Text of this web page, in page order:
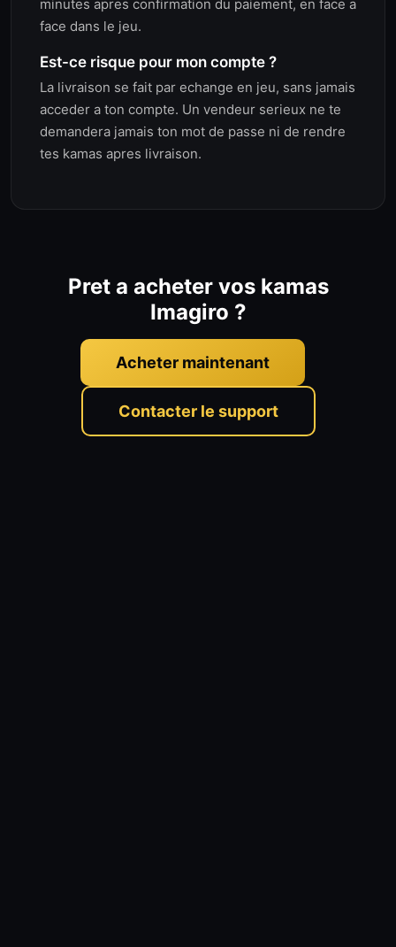
minutes apres confirmation du paiement, en face a
face dans le jeu.
Est-ce risque pour mon compte ?
La livraison se fait par echange en jeu, sans jamais
acceder a ton compte. Un vendeur serieux ne te
demandera jamais ton mot de passe ni de rendre
tes kamas apres livraison.
Pret a acheter vos kamas
Imagiro ?
Acheter maintenant
Contacter le support